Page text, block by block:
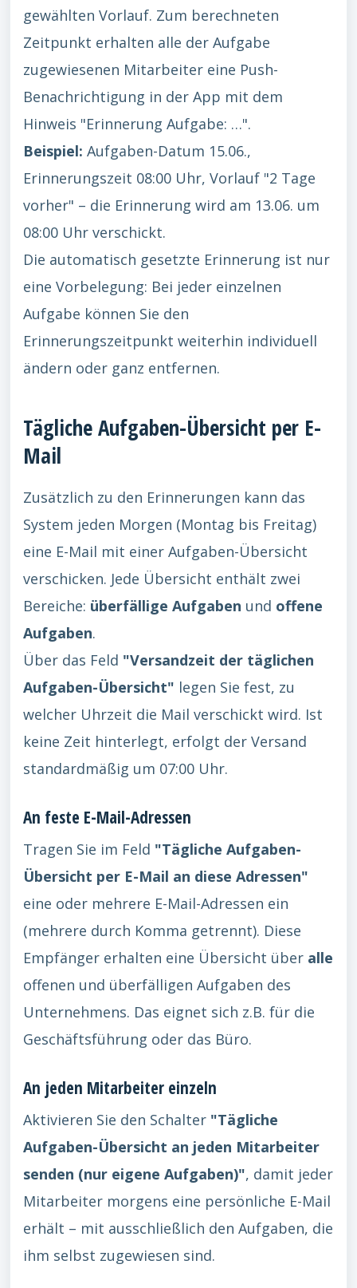
gewählten Vorlauf. Zum berechneten
Zeitpunkt erhalten alle der Aufgabe
zugewiesenen Mitarbeiter eine Push-
Benachrichtigung in der App mit dem
Hinweis "Erinnerung Aufgabe: …".
Beispiel: Aufgaben-Datum 15.06.,
Erinnerungszeit 08:00 Uhr, Vorlauf "2 Tage
vorher" – die Erinnerung wird am 13.06. um
08:00 Uhr verschickt.
Die automatisch gesetzte Erinnerung ist nur
eine Vorbelegung: Bei jeder einzelnen
Aufgabe können Sie den
Erinnerungszeitpunkt weiterhin individuell
ändern oder ganz entfernen.
Tägliche Aufgaben-Übersicht per E-
Mail
Zusätzlich zu den Erinnerungen kann das
System jeden Morgen (Montag bis Freitag)
eine E-Mail mit einer Aufgaben-Übersicht
verschicken. Jede Übersicht enthält zwei
Bereiche: überfällige Aufgaben und offene
Aufgaben.
Über das Feld "Versandzeit der täglichen
Aufgaben-Übersicht" legen Sie fest, zu
welcher Uhrzeit die Mail verschickt wird. Ist
keine Zeit hinterlegt, erfolgt der Versand
standardmäßig um 07:00 Uhr.
An feste E-Mail-Adressen
Tragen Sie im Feld "Tägliche Aufgaben-
Übersicht per E-Mail an diese Adressen"
eine oder mehrere E-Mail-Adressen ein
(mehrere durch Komma getrennt). Diese
Empfänger erhalten eine Übersicht über alle
offenen und überfälligen Aufgaben des
Unternehmens. Das eignet sich z.B. für die
Geschäftsführung oder das Büro.
An jeden Mitarbeiter einzeln
Aktivieren Sie den Schalter "Tägliche
Aufgaben-Übersicht an jeden Mitarbeiter
senden (nur eigene Aufgaben)", damit jeder
Mitarbeiter morgens eine persönliche E-Mail
erhält – mit ausschließlich den Aufgaben, die
ihm selbst zugewiesen sind.